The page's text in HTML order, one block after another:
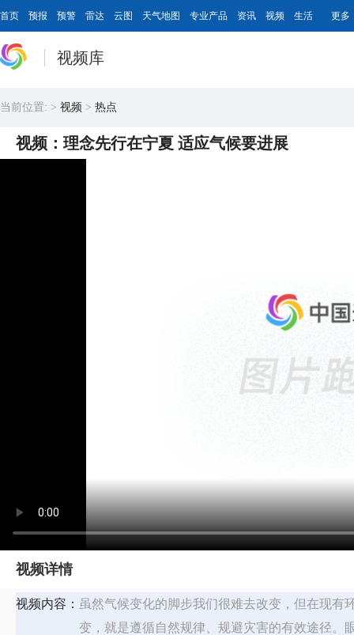
首页 预报 预警 雷达 云图 天气地图 专业产品 资讯 视频 生活 更多
视频库
当前位置: > 视频 > 热点
视频：理念先行在宁夏 适应气候要进展
视频详情
视频内容： 虽然气候变化的脚步我们很难去改变，但在现有
变，就是遵循自然规律、规避灾害的有效途径。